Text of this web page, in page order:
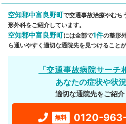
空知郡中富良野町で交通事故治療やむち
形外科をご紹介しています。
空知郡中富良野町には全部で1件の整形
ら通いやすく適切な通院先を見つけることが
「交通事故病院サーチ
あなたの症状や状
適切な通院先をご紹介
無料 0120-